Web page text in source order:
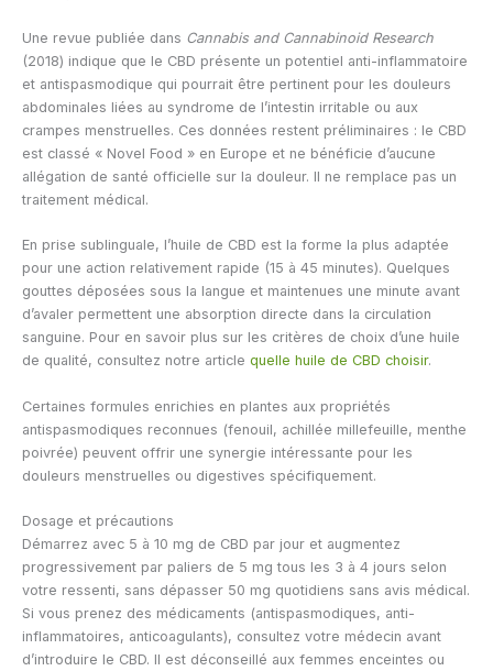
Une revue publiée dans Cannabis and Cannabinoid Research
(2018) indique que le CBD présente un potentiel anti-inflammatoire
et antispasmodique qui pourrait être pertinent pour les douleurs
abdominales liées au syndrome de l’intestin irritable ou aux
crampes menstruelles. Ces données restent préliminaires : le CBD
est classé « Novel Food » en Europe et ne bénéficie d’aucune
allégation de santé officielle sur la douleur. Il ne remplace pas un
traitement médical.
En prise sublinguale, l’huile de CBD est la forme la plus adaptée
pour une action relativement rapide (15 à 45 minutes). Quelques
gouttes déposées sous la langue et maintenues une minute avant
d’avaler permettent une absorption directe dans la circulation
sanguine. Pour en savoir plus sur les critères de choix d’une huile
de qualité, consultez notre article quelle huile de CBD choisir.
Certaines formules enrichies en plantes aux propriétés
antispasmodiques reconnues (fenouil, achillée millefeuille, menthe
poivrée) peuvent offrir une synergie intéressante pour les
douleurs menstruelles ou digestives spécifiquement.
Dosage et précautions
Démarrez avec 5 à 10 mg de CBD par jour et augmentez
progressivement par paliers de 5 mg tous les 3 à 4 jours selon
votre ressenti, sans dépasser 50 mg quotidiens sans avis médical.
Si vous prenez des médicaments (antispasmodiques, anti-
inflammatoires, anticoagulants), consultez votre médecin avant
d’introduire le CBD. Il est déconseillé aux femmes enceintes ou